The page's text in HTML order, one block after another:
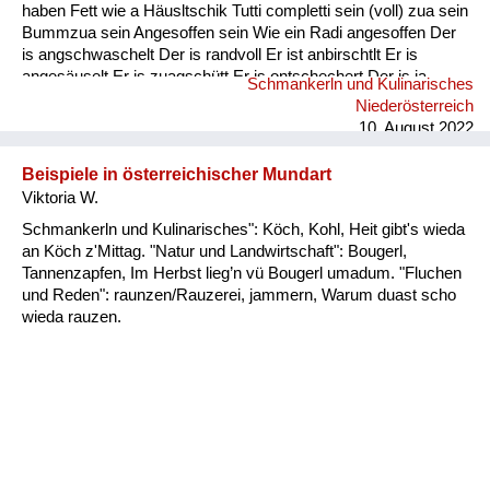
haben Fett wie a Häusltschik Tutti completti sein (voll) zua sein
Bummzua sein Angesoffen sein Wie ein Radi angesoffen Der
is angschwaschelt Der is randvoll Er ist anbirschtlt Er is
angesäuselt Er is zuagschütt Er is ontschechert Der is ja
schon gaunz steif Der is steif (steifer Blick) Fett wie ein
Radierer Blunzenfett sein Angefüllt sein abgefüllt sein
Schmankerln und Kulinarisches
Niederösterreich
10. August 2022
Beispiele in österreichischer Mundart
Viktoria W.
Schmankerln und Kulinarisches": Köch, Kohl, Heit gibt's wieda
an Köch z'Mittag. "Natur und Landwirtschaft": Bougerl,
Tannenzapfen, Im Herbst lieg’n vü Bougerl umadum. "Fluchen
und Reden": raunzen/Rauzerei, jammern, Warum duast scho
wieda rauzen.